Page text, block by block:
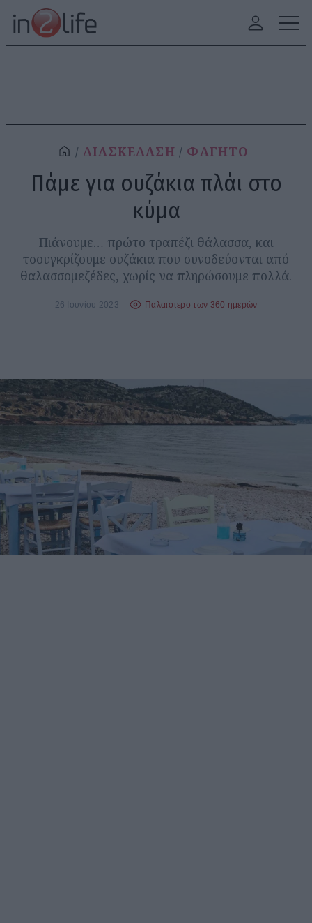
ΔΙΑΣΚΕΔΑΣΗ ΦΑΓΗΤΟ
Πάμε για ουζάκια πλάι στο
κύμα
Πιάνουμε… πρώτο τραπέζι θάλασσα, και
τσουγκρίζουμε ουζάκια που συνοδεύονται από
θαλασσομεζέδες, χωρίς να πληρώσουμε πολλά.
26 Ιουνίου 2023 Παλαιότερο των 360 ημερών